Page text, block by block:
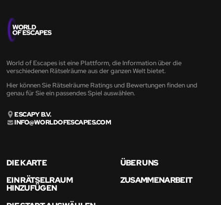
World of Escapes ist eine Plattform, die Information über die
verschiedenen Rätselräume aus der ganzen Welt bietet.
Hier können Sie Rätselräume Ratings und Bewertungen finden und
genau für Sie ein passendes Spiel auswählen.
ESCAPY B.V.
INFO@WORLDOFESCAPES.COM
DIE KARTE
ÜBER UNS
EIN RÄTSELRAUM
HINZUFÜGEN
ZUSAMMENARBEIT